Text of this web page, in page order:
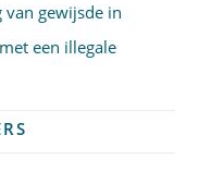
van gewijsde in
een illegale